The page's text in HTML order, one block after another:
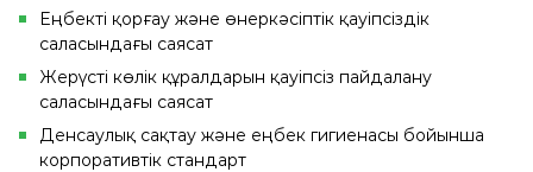
Еңбекті қорғау және өнеркәсіптік қауіпсіздік
саласындағы саясат
Жерүсті көлік құралдарын қауіпсіз пайдалану
саласындағы саясат
Денсаулық сақтау және еңбек гигиенасы бойынша
корпоративтік стандарт